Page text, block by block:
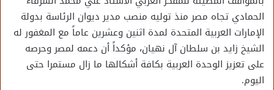
الحمادي تجاه مصر منذ توليه منصب مدير ديوان الرئاسة بدولة
الإمارات العربية المتحدة لمدة اثنين وعشرين عاماً مع المغفور له
الشيخ زايد بن سلطان آل نهيان، مؤكداً أن دعمه لمصر وحرصه
على تعزيز الوحدة العربية بكافة أشكالها ما زال مستمرا حتى
اليوم.